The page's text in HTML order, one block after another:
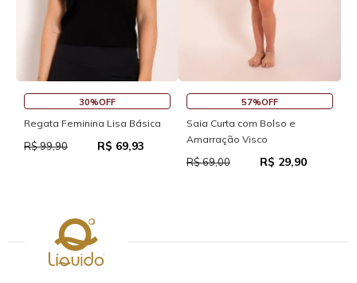
30%OFF
Regata Feminina Lisa Básica
R$ 99,90 R$ 69,93
57%OFF
Saia Curta com Bolso e
Amarração Visco
R$ 69,00 R$ 29,90